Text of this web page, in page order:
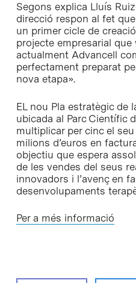
Segons explica Lluís
direcció respon al fet
un primer cicle de
projecte empresarial que
actualment Advancell
perfectament preparat
nova etapa».
EL nou Pla estratègic de
ubicada al Parc Científic
multiplicar per cinc el
milions d’euros en
objectiu que espera
de les vendes del seus
innovadors i l’avenç en
desenvolupaments
Per a més informació